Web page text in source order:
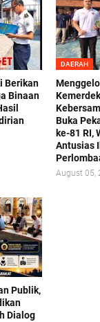
Berikan
Binaan
DAERAH
Buka
ke-81 RI,
Antusias
August 05,
Publik,
Dialog